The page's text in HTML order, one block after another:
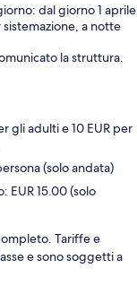
dal giorno 1 aprile
a notte
la struttura.
gli adulti e 10 EUR per
(solo andata)
EUR 15.00 (solo
Tariffe e
e sono soggetti a